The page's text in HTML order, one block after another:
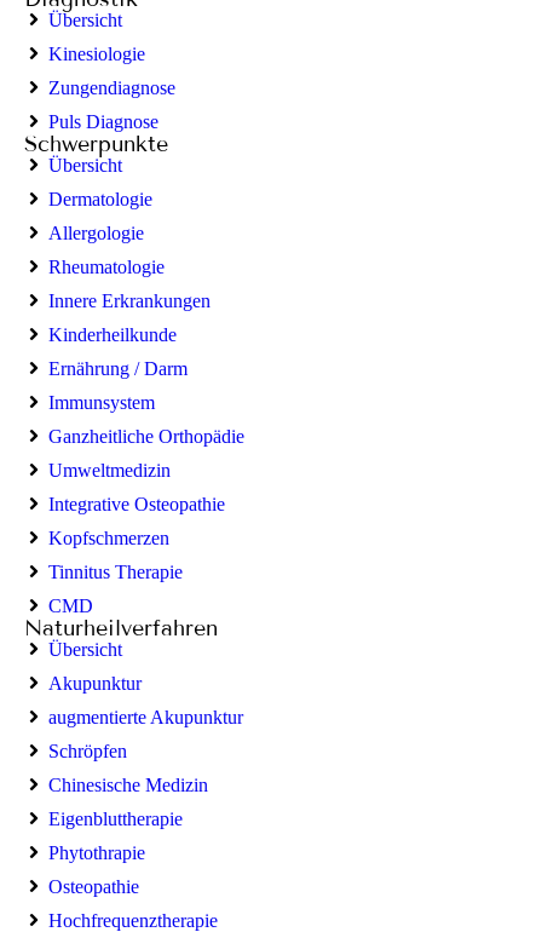
Übersicht
Kinesiologie
Zungendiagnose
Puls Diagnose
Schwerpunkte
Übersicht
Dermatologie
Allergologie
Rheumatologie
Innere Erkrankungen
Kinderheilkunde
Ernährung / Darm
Immunsystem
Ganzheitliche Orthopädie
Umweltmedizin
Integrative Osteopathie
Kopfschmerzen
Tinnitus Therapie
CMD
Naturheilverfahren
Übersicht
Akupunktur
augmentierte Akupunktur
Schröpfen
Chinesische Medizin
Eigenbluttherapie
Phytothrapie
Osteopathie
Hochfrequenztherapie